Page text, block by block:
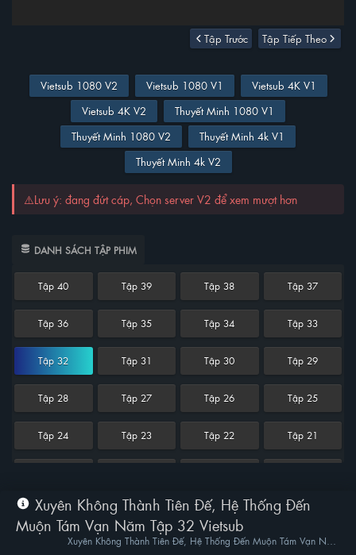
Tập Trước Tập Tiếp Theo
Vietsub 1080 V2 Vietsub 1080 V1
Vietsub 4K V1
Vietsub 4K V2
Thuyết Minh 1080 V1
Thuyết Minh 1080 V2
Thuyết Minh 4k V1
Thuyết Minh 4k V2
⚠️Lưu ý: đang đứt cáp, Chọn server V2 để xem mượt hơn
DANH SÁCH TẬP PHIM
Tập 40 Tập 39 Tập 38 Tập 37
Tập 36 Tập 35 Tập 34 Tập 33
Tập 32 Tập 31 Tập 30 Tập 29
Tập 28 Tập 27 Tập 26 Tập 25
Tập 24 Tập 23 Tập 22 Tập 21
Tập 16 Tập 15 Tập 14 Tập 13
Tập 12 Tập 11 Tập 10 Tập 9
Xuyên Không Thành Tiên Đế, Hệ Thống Đến
Muộn Tám Vạn Năm Tập 32 Vietsub
Xuyên Không Thành Tiên Đế, Hệ Thống Đến Muộn Tám Vạn Năm